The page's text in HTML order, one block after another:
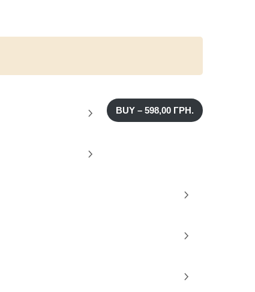
BUY – 598,00 ГРН.